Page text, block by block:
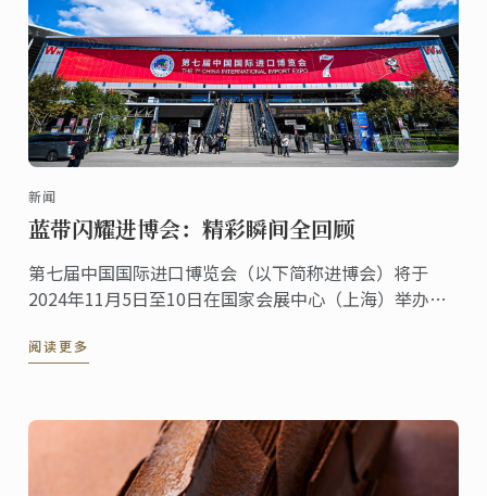
新闻
蓝带闪耀进博会：精彩瞬间全回顾
第七届中国国际进口博览会（以下简称进博会）将于
2024年11月5日至10日在国家会展中心（上海）举办。
自本土、传承百年烹饪传统与创新精神的蓝带国际学院
阅读更多